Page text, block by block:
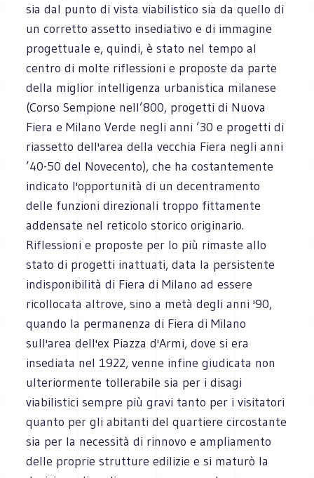
sia dal punto di vista viabilistico sia da quello di
un corretto assetto insediativo e di immagine
progettuale e, quindi, è stato nel tempo al
centro di molte riflessioni e proposte da parte
della miglior intelligenza urbanistica milanese
(Corso Sempione nell’800, progetti di Nuova
Fiera e Milano Verde negli anni ’30 e progetti di
riassetto dell'area della vecchia Fiera negli anni
’40-50 del Novecento), che ha costantemente
indicato l'opportunità di un decentramento
delle funzioni direzionali troppo fittamente
addensate nel reticolo storico originario.
Riflessioni e proposte per lo più rimaste allo
stato di progetti inattuati, data la persistente
indisponibilità di Fiera di Milano ad essere
ricollocata altrove, sino a metà degli anni '90,
quando la permanenza di Fiera di Milano
sull'area dell'ex Piazza d'Armi, dove si era
insediata nel 1922, venne infine giudicata non
ulteriormente tollerabile sia per i disagi
viabilistici sempre più gravi tanto per i visitatori
quanto per gli abitanti del quartiere circostante
sia per la necessità di rinnovo e ampliamento
delle proprie strutture edilizie e si maturò la